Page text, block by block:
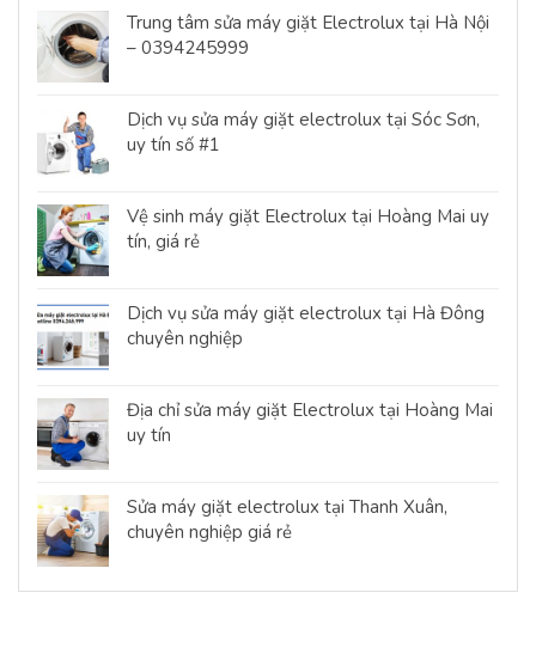
Trung tâm sửa máy giặt Electrolux tại Hà Nội
– 0394245999
Dịch vụ sửa máy giặt electrolux tại Sóc Sơn,
uy tín số #1
Vệ sinh máy giặt Electrolux tại Hoàng Mai uy
tín, giá rẻ
Dịch vụ sửa máy giặt electrolux tại Hà Đông
chuyên nghiệp
Địa chỉ sửa máy giặt Electrolux tại Hoàng Mai
uy tín
Sửa máy giặt electrolux tại Thanh Xuân,
chuyên nghiệp giá rẻ